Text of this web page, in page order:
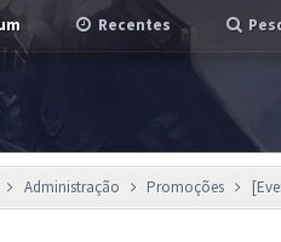
Recentes
Administração Promoções